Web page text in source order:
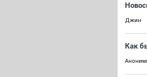
Джин
Как